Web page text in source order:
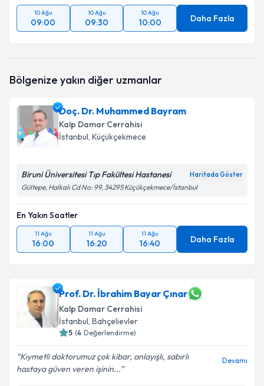
10 Ağu
09:00
10 Ağu
09:30
10 Ağu
10:00 Daha Fazla
Bölgenize yakın diğer uzmanlar
Doç. Dr. Muhammed Bayram
Kalp Damar Cerrahisi
İstanbul, Küçükçekmece
Biruni Üniversitesi Tıp Fakültesi Hastanesi Haritada Göster
Gültepe, Halkalı Cd No: 99, 34295 Küçükçekmece/İstanbul
En Yakın Saatler
11 Ağu
16:00
11 Ağu
16:20
11 Ağu
16:40 Daha Fazla
Prof. Dr. İbrahim Bayar Çınar
Kalp Damar Cerrahisi
İstanbul, Bahçelievler
5 (4 Değerlendirme)
Kıymetli doktorumuz çok kibar, anlayışlı, sabırlı
hastaya güven veren işinin...
Devamı